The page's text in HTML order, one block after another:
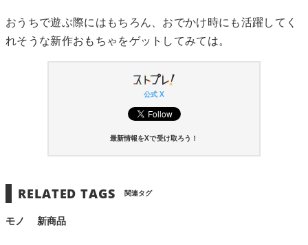
おうちで遊ぶ際にはもちろん、おでかけ時にも活躍してく
れそうな新作おもちゃをゲットしてみては。
公式 X
最新情報をXで受け取ろう！
RELATED TAGS 関連タグ
モノ 新商品